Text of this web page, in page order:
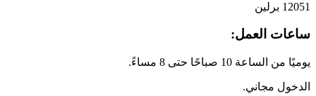
12051 برلين
ساعات العمل:
يوميًا من الساعة 10 صباحًا حتى 8 مساءً.
الدخول مجاني.